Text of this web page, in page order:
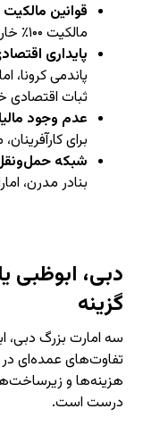
قوانین
مالکیت ۱۰۰٪ خارجی برای شرکت‌ها مجاز است.
پایداری
پاندمی
ثبات اقتصادی
عدم وجود
برای
شبکه
بنادر مدرن،
دبی، ابوظبی
گزینه
سه امارت بزرگ دبی،
تفاوت‌های عمده‌ای
هزینه‌ها و
درست است.